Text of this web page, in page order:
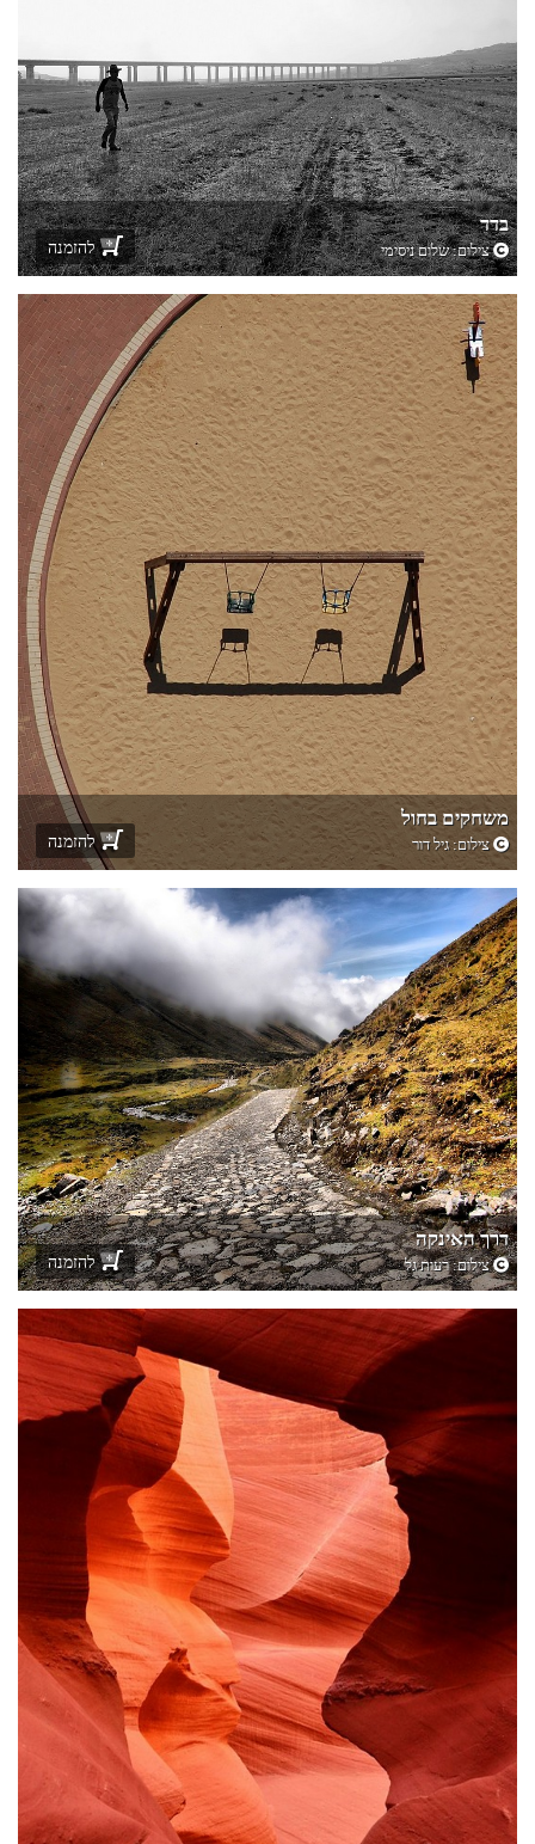
בדד
צילום: להזמנה
משחקים בחול
צילום:גיל דור להזמנה
דרך האינקה
צילום:רעות גל להזמנה